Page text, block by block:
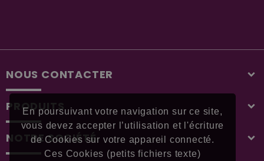
En poursuivant votre navigation sur ce site,
vous devez accepter l’utilisation et l'écriture
de Cookies sur votre appareil connecté.
Ces Cookies (petits fichiers texte)
NOUS CONTACTER
PRODUITS
NOTRE SOCIÉTÉ